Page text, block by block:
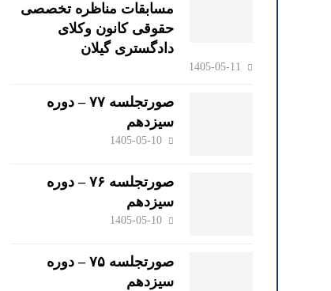
مسابقات مناظره تخصصی
حقوقی کانون وکلای
دادگستری گیلان
1405-05-11
صورتجلسه ۷۷ – دوره
سیزدهم
1405-05-10
صورتجلسه ۷۶ – دوره
سیزدهم
1405-05-10
صورتجلسه ۷۵ – دوره
سیزدهم